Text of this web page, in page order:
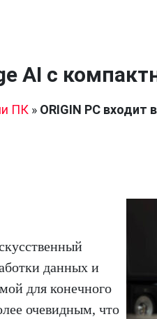
AI с
ПК » ORIGIN PC
данных и
для конечного
очевидным, что